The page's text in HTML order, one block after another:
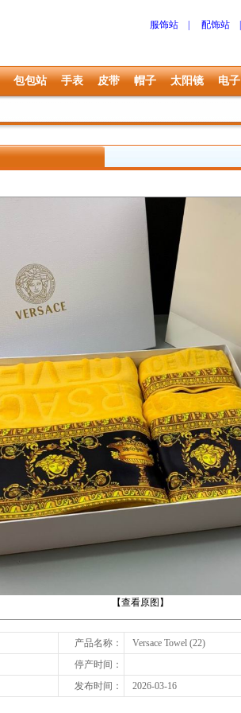
服饰站 配饰站
包包站 手表 皮带 帽子 太阳镜 电子
【查看原图】
产品名称：
Versace Towel (22)
停产时间：
发布时间：
2026-03-16